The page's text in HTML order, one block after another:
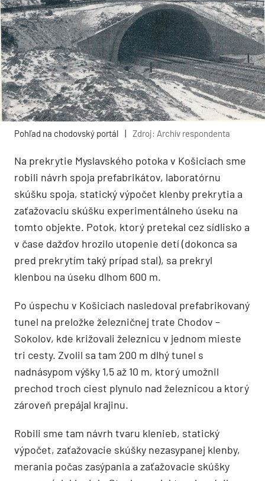
Pohľad na chodovský portál | Zdroj: Archív respondenta
Na prekrytie Myslavského potoka v Košiciach sme
robili návrh spoja prefabrikátov, laboratórnu
skúšku spoja, statický výpočet klenby prekrytia a
zaťažovaciu skúšku experimentálneho úseku na
tomto objekte. Potok, ktorý pretekal cez sídlisko a
v čase dažďov hrozilo utopenie detí (dokonca sa
pred prekrytím taký prípad stal), sa prekryl
klenbou na úseku dlhom 600 m.
Po úspechu v Košiciach nasledoval prefabrikovaný
tunel na preložke železničnej trate Chodov –
Sokolov, kde križovali železnicu v jednom mieste
tri cesty. Zvolil sa tam 200 m dlhý tunel s
nadnásypom výšky 1,5 až 10 m, ktorý umožnil
prechod troch ciest plynulo nad železnicou a ktorý
zároveň prepájal krajinu.
Robili sme tam návrh tvaru klenieb, statický
výpočet, zaťažovacie skúšky nezasypanej klenby,
merania počas zasýpania a zaťažovacie skúšky